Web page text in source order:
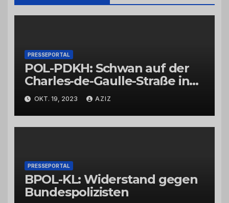
PRESSEPORTAL
POL-PDKH: Schwan auf der
Charles-de-Gaulle-Straße in
Bad Kreuznach beeinflusst
Feierabendverkehr
OKT. 19, 2023 AZIZ
PRESSEPORTAL
BPOL-KL: Widerstand gegen
Bundespolizisten